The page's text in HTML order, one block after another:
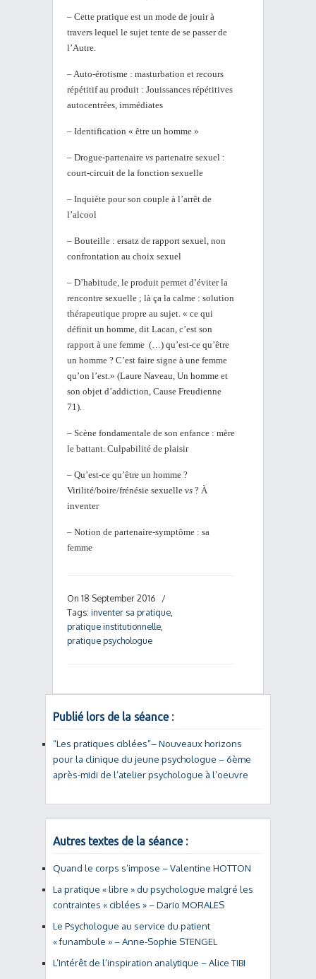
– Cette pratique est un mode de jouir à
travers lequel le sujet tente de se passer de
l’Autre.
– Auto-érotisme : masturbation et recours
répétitif au produit : Jouissances répétitives
autocentrées, immédiates
– Identification « être un homme »
– Drogue-partenaire vs partenaire sexuel :
court-circuit de la fonction sexuelle
– Inquiète pour son couple à l’arrêt de
l’alcool
– Bouteille : ersatz de rapport sexuel, non
confrontation au choix sexuel
– D’habitude, le produit permet d’éviter la
rencontre sexuelle ; là ça la calme : solution
thérapeutique propre au sujet. « ce qui
définit un homme, dit Lacan, c’est son
rapport à une femme (…) qu’est-ce qu’être
un homme ? C’est faire signe à une femme
qu’on l’est.» (Laure Naveau, Un homme et
son objet d’addiction, Cause Freudienne
71).
– Scène fondamentale de son enfance : mère
le battant. Culpabilité de plaisir
– Qu’est-ce qu’être un homme ?
Virilité/boire/frénésie sexuelle vs ? À
inventer
– Notion de partenaire-symptôme : sa
femme
On 18 September 2016
/
Tags: inventer sa pratique
pratique institutionnelle
pratique psychologue
Publié lors de la séance :
“Les pratiques ciblées”– Nouveaux horizons
pour la clinique du jeune psychologue – 6ème
après-midi de l’atelier psychologue à l’oeuvre
Autres textes de la séance :
Quand le corps s’impose – Valentine HOTTON
La pratique « libre » du psychologue malgré les
contraintes « ciblées » – Dario MORALES
Le Psychologue au service du patient
« funambule » – Anne-Sophie STENGEL
L’Intérêt de l’inspiration analytique – Alice TIBI